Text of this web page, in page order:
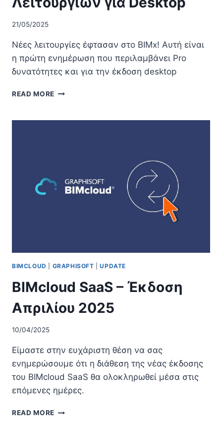
21/05/2025
Νέες λειτουργίες έφτασαν στο BIMx! Αυτή είναι
η πρώτη ενημέρωση που περιλαμβάνει Pro
δυνατότητες και για την έκδοση desktop
READ MORE ΕΝΗΜΈΡΩΣΗ
ΠΑΡΟΥΣΊΑΣΗ
BIMCLOUD GRAPHISOFT |UPDATE
BIMcloud SaaS – Έκδοση
Απριλίου 2025
10/04/2025
Είμαστε στην ευχάριστη θέση να σας
ενημερώσουμε ότι η διάθεση της νέας έκδοσης
του BIMcloud SaaS θα ολοκληρωθεί μέσα στις
επόμενες ημέρες.
READ MORE BIMCLOUD